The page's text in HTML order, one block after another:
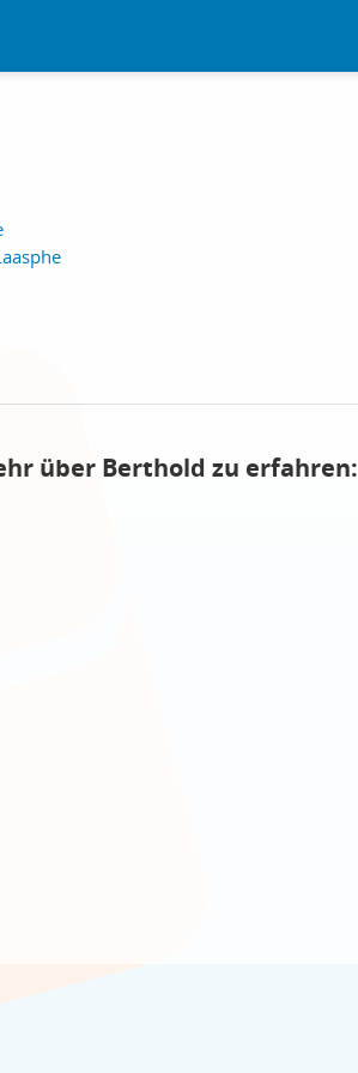
über Berthold zu erfahren: